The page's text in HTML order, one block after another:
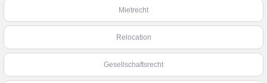
Mietrecht
Relocation
Gesellschaftsrecht